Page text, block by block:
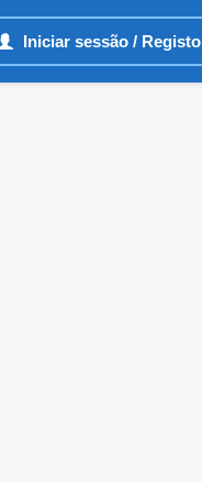
Iniciar sessão / Registo